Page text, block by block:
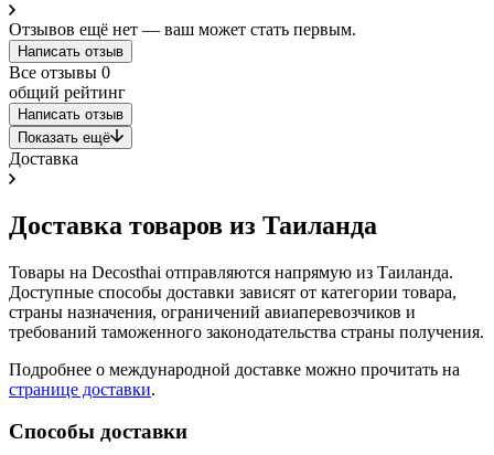
Отзывов ещё нет — ваш может стать первым.
Написать отзыв
Все отзывы 0
общий рейтинг
Написать отзыв
Показать ещё
Доставка
Доставка товаров из Таиланда
Товары на Decosthai отправляются напрямую из Таиланда.
Доступные способы доставки зависят от категории товара,
страны назначения, ограничений авиаперевозчиков и
требований таможенного законодательства страны получения.
Подробнее о международной доставке можно прочитать на
странице доставки.
Способы доставки